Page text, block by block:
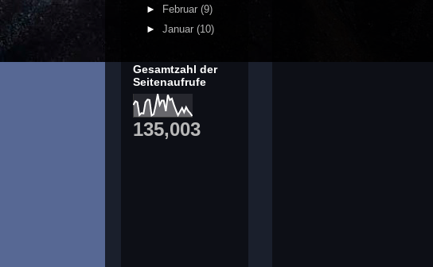
►
Februar (9)
► Januar (10)
Gesamtzahl der
Seitenaufrufe
135,003